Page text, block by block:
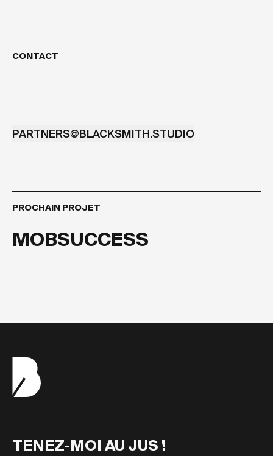
CONTACT
PARTNERS@BLACKSMITH.STUDIO
PROCHAIN PROJET
MOBSUCCESS
TENEZ-MOI AU JUS !